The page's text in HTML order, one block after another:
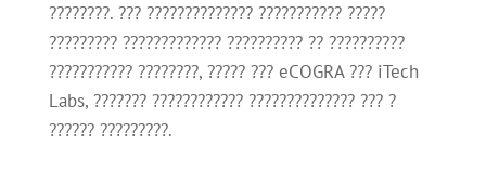
????????. ??? ?????????????? ??????????? ?????
????????? ????????????? ?????????? ?? ??????????
??????????? ????????, ????? ??? eCOGRA ??? iTech
Labs, ??????? ???????????? ?????????????? ??? ?
?????? ?????????.